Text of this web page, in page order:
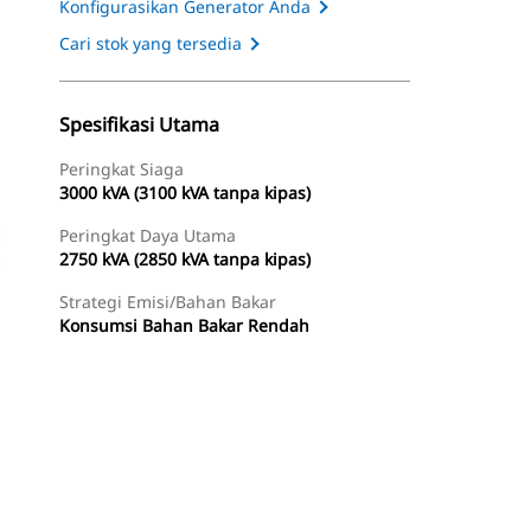
Konfigurasikan Generator Anda
Cari stok yang tersedia
Spesifikasi Utama
Peringkat Siaga
3000 kVA (3100 kVA tanpa kipas)
Peringkat Daya Utama
2750 kVA (2850 kVA tanpa kipas)
Strategi Emisi/Bahan Bakar
Konsumsi Bahan Bakar Rendah